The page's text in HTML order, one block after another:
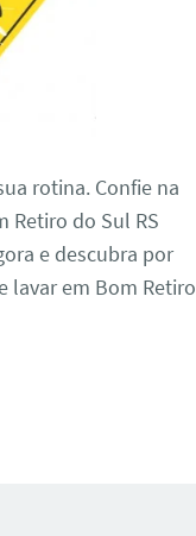
rotina. Confie na
Retiro do Sul RS
e descubra por
lavar em Bom Retiro